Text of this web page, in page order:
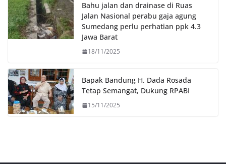
Bahu jalan dan drainase di Ruas
Jalan Nasional perabu gaja agung
Sumedang perlu perhatian ppk 4.3
Jawa Barat
18/11/2025
Bapak Bandung H. Dada Rosada
Tetap Semangat, Dukung RPABI
15/11/2025